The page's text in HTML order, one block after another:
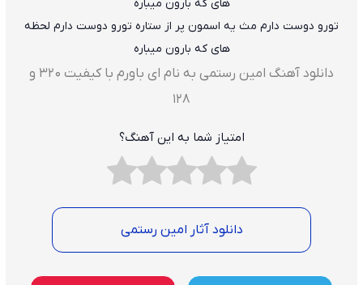
های که بارون میباره
تورو دوست دارم مث یه اسمون پر از ستاره تورو دوست دارم لحظه
های که بارون میباره
دانلود آهنگ امین رستمی به نام ای باورم با کیفیت ۳۲۰ و
۱۲۸
امتیاز شما به این آهنگ؟
دانلود آثار امین رستمی